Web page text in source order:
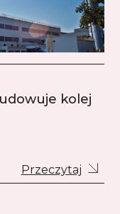
kolej
Przeczytaj